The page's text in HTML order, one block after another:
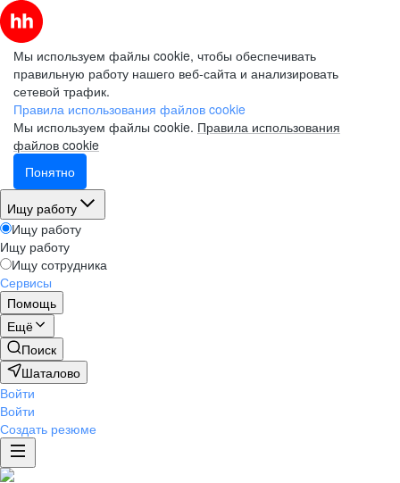
Мы используем файлы cookie, чтобы обеспечивать
правильную работу нашего веб-сайта и анализировать
сетевой трафик.
Правила использования файлов cookie
Мы используем файлы cookie. Правила использования
файлов cookie
Понятно
Ищу работу
Ищу работу
Ищу работу
Ищу сотрудника
Сервисы
Помощь
Ещё
Поиск
Шаталово
Войти
Войти
Создать резюме